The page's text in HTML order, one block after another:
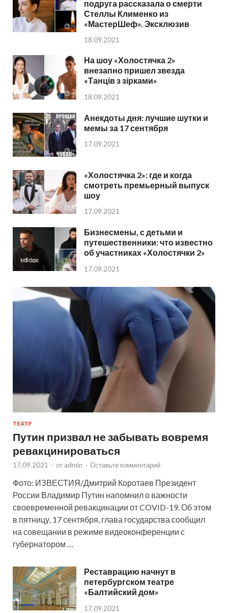
подруга рассказала о смерти
Стеллы Клименко из
«МастерШеф». Эксклюзив
18.09.2021
На шоу «Холостячка 2»
внезапно пришел звезда
«Танців з зірками»
18.09.2021
Анекдоты дня: лучшие шутки и
мемы за 17 сентября
17.09.2021
«Холостячка 2»: где и когда
смотреть премьерный выпуск
шоу
17.09.2021
Бизнесмены, с детьми и
путешественники: что известно
об участниках «Холостячки 2»
17.09.2021
ТЕАТР
Путин призвал не забывать вовремя
ревакцинироваться
17.09.2021 - от admin - Оставьте комментарий
Фото: ИЗВЕСТИЯ/Дмитрий Коротаев Президент
России Владимир Путин напомнил о важности
своевременной ревакцинации от COVID-19. Об этом
в пятницу, 17 сентября, глава государства сообщил
на совещании в режиме видеоконференции с
губернатором …
Реставрацию начнут в
петербургском театре
«Балтийский дом»
17.09.2021